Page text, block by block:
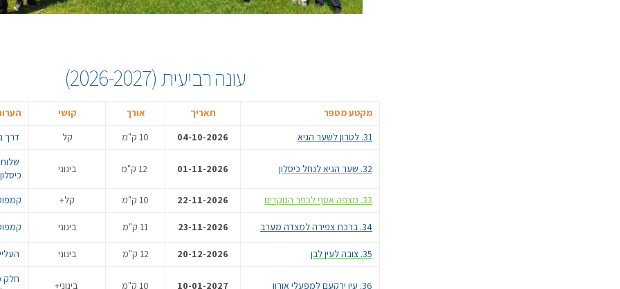
עונה רביעית (2026-2027)
מקטע מספר תאריך אורך קושי
31. לטרון לשער הגיא
04-10-2026 10 ק"מ קל דרך
32. שער הגיא לנחל כיסלון 01-11-2026 בינוני
כיסלון
33. מצפה אסף לכפר הנוקדים
22-11-2026 10 ק"מ קל+
34. ברכת צפירה למצדה מערב 23-11-2026 11 ק"מ בינוני
35. צובה לעין לבן 20-12-2026 12 ק"מ בינוני
36. עין ירקעם למפעלי אורון 10-01-2027 10 ק"מ בינוני+
חלק